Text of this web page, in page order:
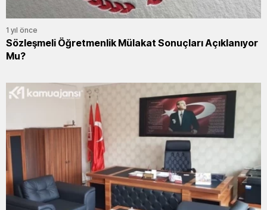
1 yıl önce
Sözleşmeli Öğretmenlik Mülakat Sonuçları Açıklanıyor
Mu?